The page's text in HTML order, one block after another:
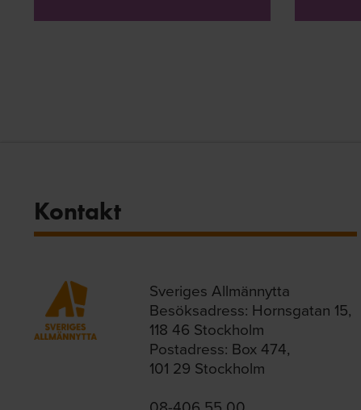
Kontakt
Sveriges Allmännytta
Besöksadress: Hornsgatan 15,
118 46 Stockholm
Postadress: Box 474,
101 29 Stockholm